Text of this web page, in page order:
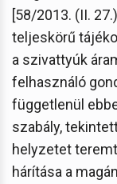
[58/2013. (II.
teljeskörű
a szivattyúk
felhasználó
függetlenül
szabály,
helyzetet
hárítása a